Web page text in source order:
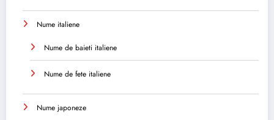
Nume italiene
Nume de baieti italiene
Nume de fete italiene
Nume japoneze